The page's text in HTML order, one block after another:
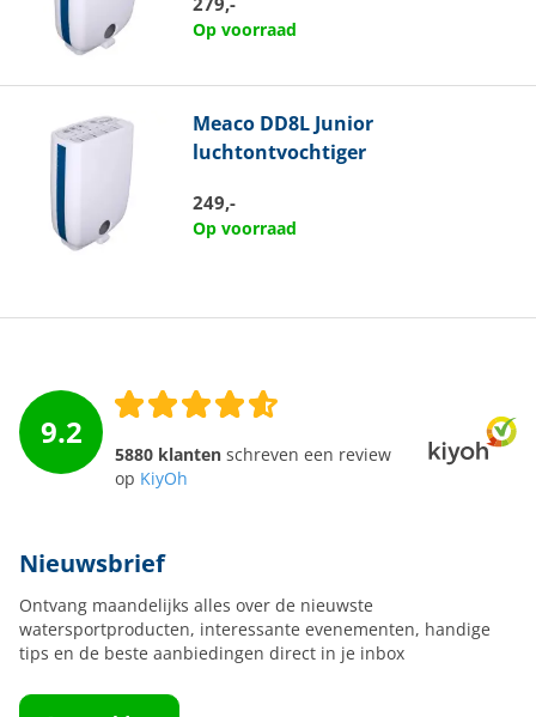
Op voorraad
Meaco DD8L Junior
luchtontvochtiger
249,-
Op voorraad
9.2
5880 klanten schreven een review
op KiyOh
Nieuwsbrief
Ontvang maandelijks alles over de nieuwste
watersportproducten, interessante evenementen, handige
tips en de beste aanbiedingen direct in je inbox